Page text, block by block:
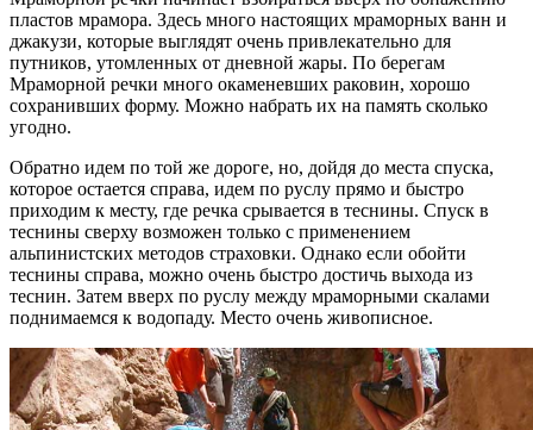
пластов мрамора. Здесь много настоящих мраморных ванн и
джакузи, которые выглядят очень привлекательно для
путников, утомленных от дневной жары. По берегам
Мраморной речки много окаменевших раковин, хорошо
сохранивших форму. Можно набрать их на память сколько
угодно.
Обратно идем по той же дороге, но, дойдя до места спуска,
которое остается справа, идем по руслу прямо и быстро
приходим к месту, где речка срывается в теснины. Спуск в
теснины сверху возможен только с применением
альпинистских методов страховки. Однако если обойти
теснины справа, можно очень быстро достичь выхода из
теснин. Затем вверх по руслу между мраморными скалами
поднимаемся к водопаду. Место очень живописное.